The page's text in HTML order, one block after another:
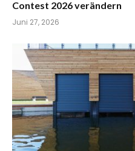
Contest 2026 verändern
Juni 27, 2026